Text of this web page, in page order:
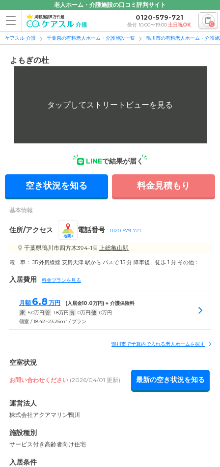
老人ホーム・介護施設の口コミ評判サイト
掲載施設5万件超 0120-579-721
受付 10:00〜19:00土日祝OK 0
ケアスル 介護 千葉県の有料老人ホーム・介護施設一覧 鴨川市の有料老人ホーム・介護
よもぎの杜
LINEで結果が届く
空き状況を知る 料金見積もり
基本情報
住所/アクセス
地図
電話番号 0120-579-721
千葉県鴨川市四方木394-1 上総亀山駅
電 車： JR外房線線 安房天津 駅から バスで 15 分 降車後、徒歩 1 分 その他：
入居費用 料金プランを見る
月額 6.8 万円 (入居金10.0万円) + 介護保険料
家 5.0万円 管 1.8万円 食 0万円 他 0万円
個室 / 18.42~23.25m2 / プラン
鴨川市で予算内で入れる老人ホームを探す
空室状況
お問い合わせください (2026/04/01 更新) 最新の空き状況を知る
運営法人
株式会社アクアマリン鴨川
施設種別
サービス付き高齢者向け住宅
入居条件